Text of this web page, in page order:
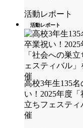
活動レポート
活動レポート
高校3年生135
い！2025年度
立ちフェスティ
催